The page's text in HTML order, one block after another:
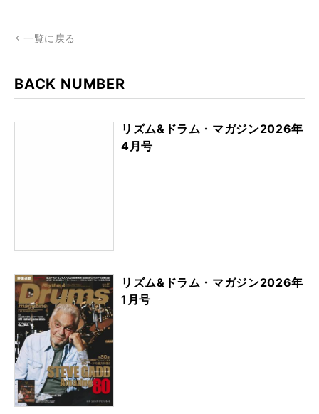
一覧に戻る
BACK NUMBER
リズム&ドラム・マガジン2026年
4月号
リズム&ドラム・マガジン2026年
1月号